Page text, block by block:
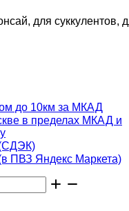
для суккулентов,
до 10км за МКАД
в пределах МКАД и
ПВЗ Яндекс Маркета)